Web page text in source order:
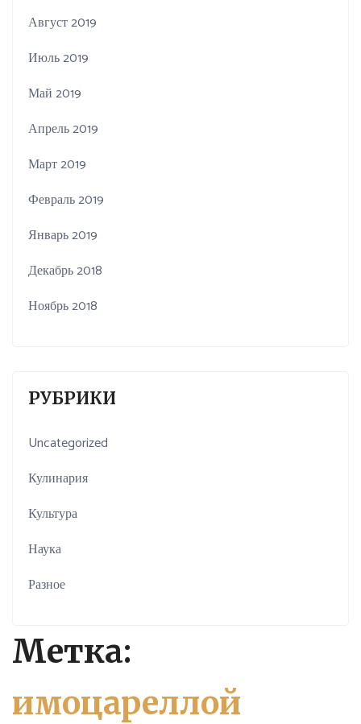
Метка:
имоцареллой
Август 2019
Июль 2019
Май 2019
Апрель 2019
Март 2019
Февраль 2019
Январь 2019
Декабрь 2018
Ноябрь 2018
РУБРИКИ
Uncategorized
Кулинария
Культура
Наука
Разное